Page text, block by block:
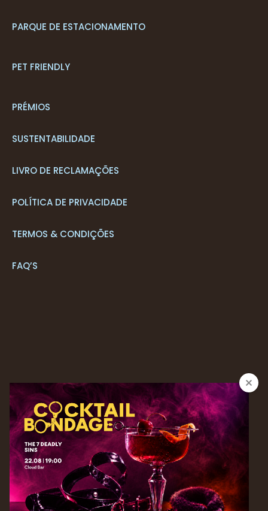
PARQUE DE ESTACIONAMENTO
PET FRIENDLY
PRÉMIOS
SUSTENTABILIDADE
LIVRO DE RECLAMAÇÕES
POLÍTICA DE PRIVACIDADE
TERMOS & CONDIÇÕES
FAQ’S
CONTACTOS
+351 291 205 700*
RESERVAS
+ 351 291 213 092*
| reservations.next@savoysignature.com